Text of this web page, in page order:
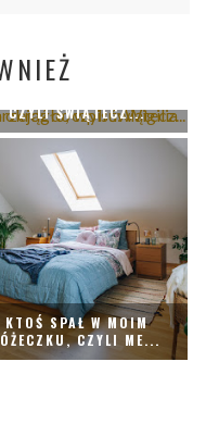
CZYLI ŚWIĄTECZ...
KTOŚ SPAŁ W MOIM
CZYLI ME...